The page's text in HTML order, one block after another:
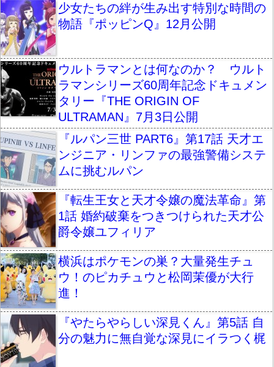
少女たちの絆が生み出す特別な時間の
物語『ポッピンQ』12月公開
ウルトラマンとは何なのか？ ウルト
ラマンシリーズ60周年記念ドキュメン
タリー『THE ORIGIN OF
ULTRAMAN』7月3日公開
『ルパン三世 PART6』第17話 天才エ
ンジニア・リンファの最強警備システ
ムに挑むルパン
『転生王女と天才令嬢の魔法革命』第
1話 婚約破棄をつきつけられた天才公
爵令嬢ユフィリア
横浜はポケモンの巣？大量発生チュ
ウ！のピカチュウと松岡茉優が大行
進！
『やたらやらしい深見くん』第5話 自
分の魅力に無自覚な深見にイラつく梶